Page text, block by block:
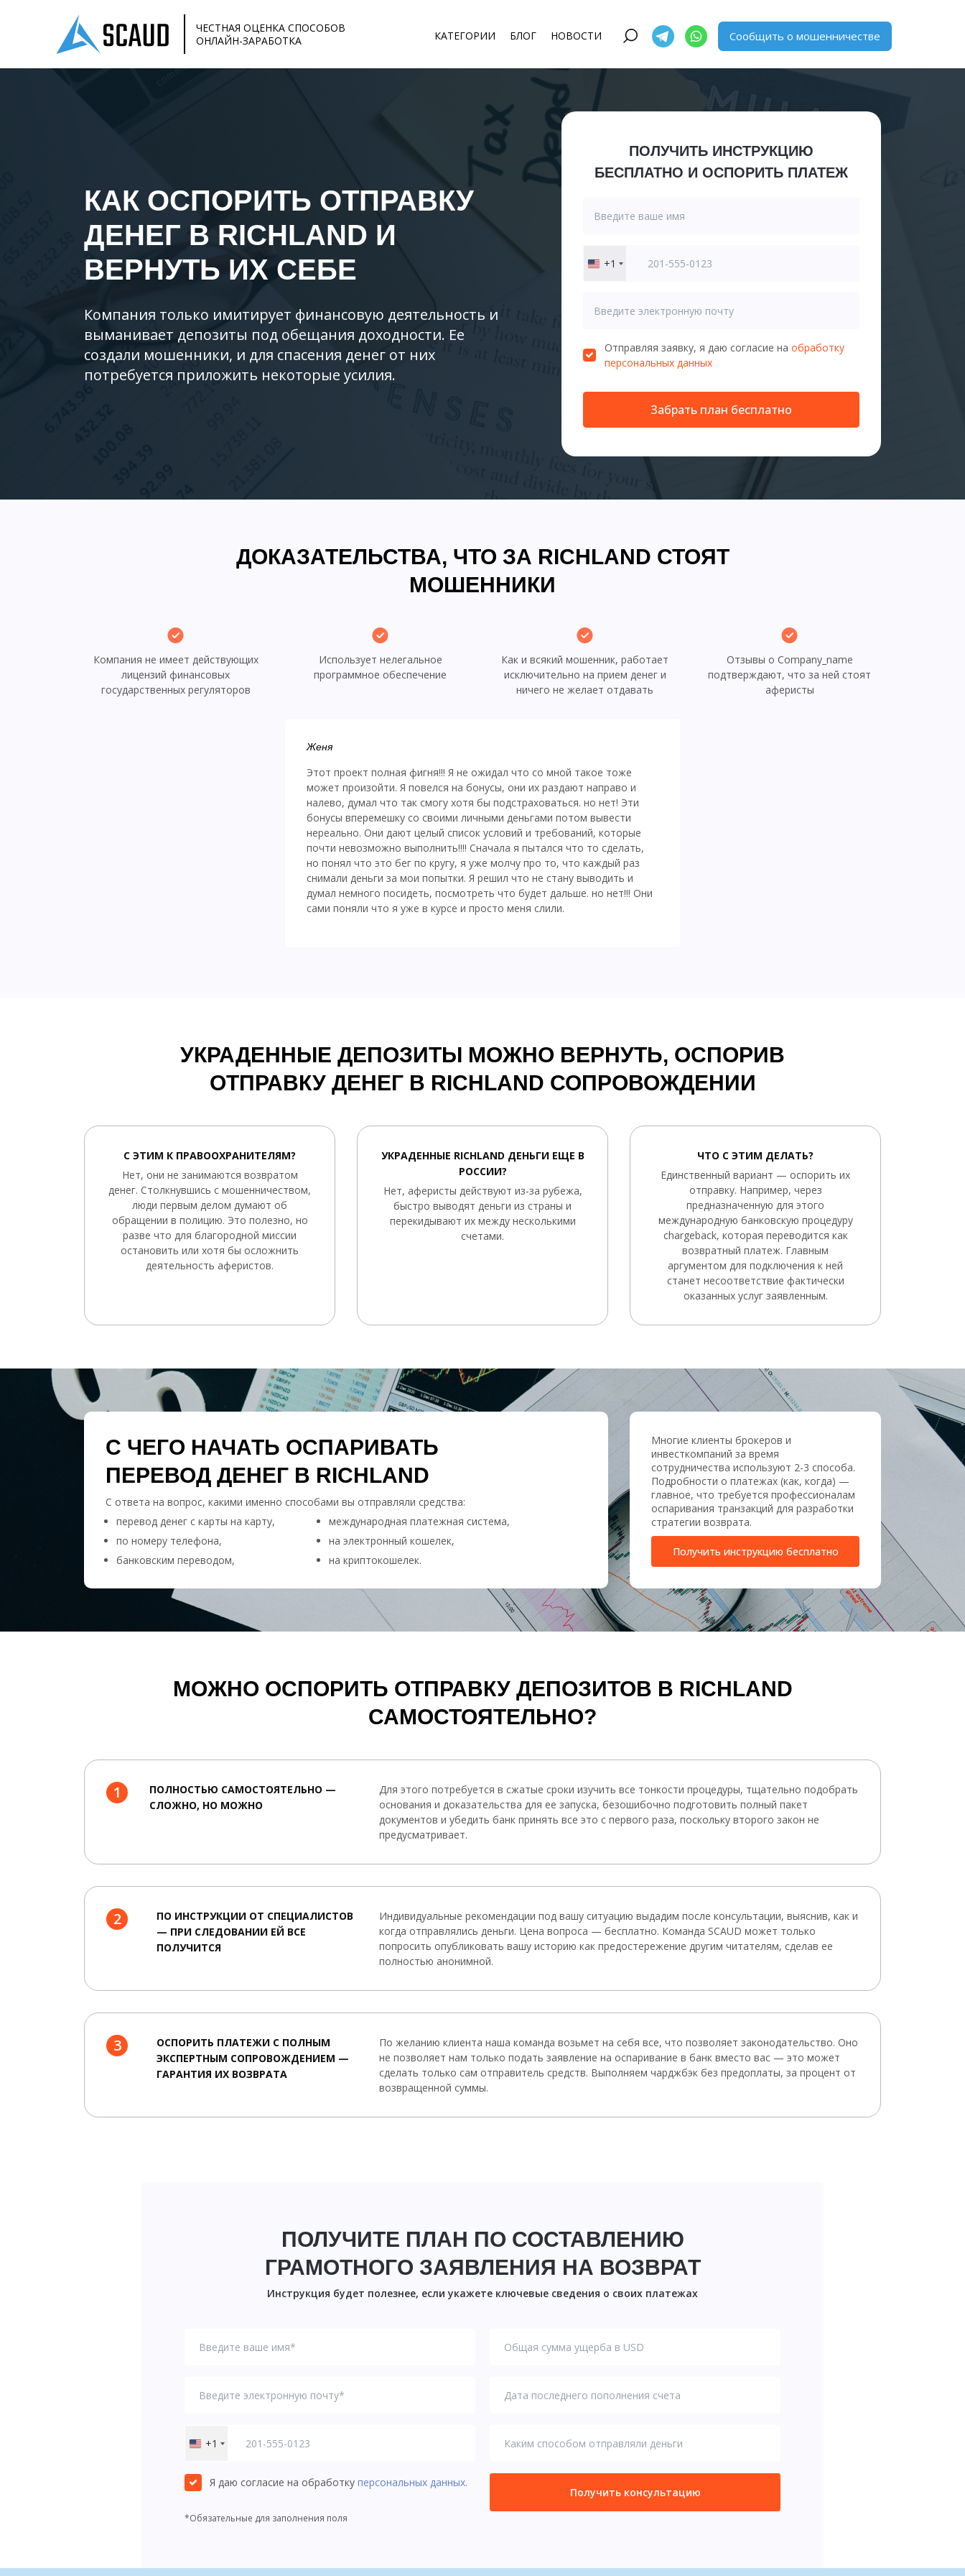
ЧЕСТНАЯ ОЦЕНКА СПОСОБОВ
ОНЛАЙН-ЗАРАБОТКА
КАТЕГОРИИ БЛОГ НОВОСТИ Сообщить о мошенничестве
КАК ОСПОРИТЬ ОТПРАВКУ
ДЕНЕГ В RICHLAND И
ВЕРНУТЬ ИХ СЕБЕ
Компания только имитирует финансовую деятельность и
выманивает депозиты под обещания доходности. Ее
создали мошенники, и для спасения денег от них
потребуется приложить некоторые усилия.
ПОЛУЧИТЬ ИНСТРУКЦИЮ
БЕСПЛАТНО И ОСПОРИТЬ ПЛАТЕЖ
United
+1
Отправляя заявку, я даю согласие на обработку
персональных данных
Забрать план бесплатно
ДОКАЗАТЕЛЬСТВА, ЧТО ЗА RICHLAND СТОЯТ
МОШЕННИКИ
Компания не имеет действующих
лицензий финансовых
государственных регуляторов
Использует нелегальное
программное обеспечение
Как и всякий мошенник, работает
исключительно на прием денег и
ничего не желает отдавать
Отзывы о Company_name
подтверждают, что за ней стоят
аферисты
Женя
Этот проект полная фигня!!! Я не ожидал что со мной такое тоже
может произойти. Я повелся на бонусы, они их раздают направо и
налево, думал что так смогу хотя бы подстраховаться. но нет! Эти
бонусы вперемешку со своими личными деньгами потом вывести
нереально. Они дают целый список условий и требований, которые
почти невозможно выполнить!!!! Сначала я пытался что то сделать,
но понял что это бег по кругу, я уже молчу про то, что каждый раз
снимали деньги за мои попытки. Я решил что не стану выводить и
думал немного посидеть, посмотреть что будет дальше. но нет!!! Они
сами поняли что я уже в курсе и просто меня слили.
УКРАДЕННЫЕ ДЕПОЗИТЫ МОЖНО ВЕРНУТЬ, ОСПОРИВ
ОТПРАВКУ ДЕНЕГ В RICHLAND СОПРОВОЖДЕНИИ
С ЭТИМ К ПРАВООХРАНИТЕЛЯМ?
Нет, они не занимаются возвратом
денег. Столкнувшись с мошенничеством,
люди первым делом думают об
обращении в полицию. Это полезно, но
разве что для благородной миссии
остановить или хотя бы осложнить
деятельность аферистов.
УКРАДЕННЫЕ RICHLAND ДЕНЬГИ ЕЩЕ В
РОССИИ?
Нет, аферисты действуют из-за рубежа,
быстро выводят деньги из страны и
перекидывают их между несколькими
счетами.
ЧТО С ЭТИМ ДЕЛАТЬ?
Единственный вариант — оспорить их
отправку. Например, через
предназначенную для этого
международную банковскую процедуру
chargeback, которая переводится как
возвратный платеж. Главным
аргументом для подключения к ней
станет несоответствие фактически
оказанных услуг заявленным.
С ЧЕГО НАЧАТЬ ОСПАРИВАТЬ
ПЕРЕВОД ДЕНЕГ В RICHLAND
С ответа на вопрос, какими именно способами вы отправляли средства:
перевод денег с карты на карту,
по номеру телефона,
банковским переводом,
международная платежная система,
на электронный кошелек,
на криптокошелек.
Многие клиенты брокеров и
инвесткомпаний за время
сотрудничества используют 2-3 способа.
Подробности о платежах (как, когда) —
главное, что требуется профессионалам
оспаривания транзакций для разработки
стратегии возврата.
Получить инструкцию бесплатно
МОЖНО ОСПОРИТЬ ОТПРАВКУ ДЕПОЗИТОВ В RICHLAND
САМОСТОЯТЕЛЬНО?
1
ПОЛНОСТЬЮ САМОСТОЯТЕЛЬНО —
СЛОЖНО, НО МОЖНО
Для этого потребуется в сжатые сроки изучить все тонкости процедуры, тщательно подобрать
основания и доказательства для ее запуска, безошибочно подготовить полный пакет
документов и убедить банк принять все это с первого раза, поскольку второго закон не
предусматривает.
2
ПО ИНСТРУКЦИИ ОТ СПЕЦИАЛИСТОВ
— ПРИ СЛЕДОВАНИИ ЕЙ ВСЕ
ПОЛУЧИТСЯ
Индивидуальные рекомендации под вашу ситуацию выдадим после консультации, выяснив, как и
когда отправлялись деньги. Цена вопроса — бесплатно. Команда SCAUD может только
попросить опубликовать вашу историю как предостережение другим читателям, сделав ее
полностью анонимной.
3
ОСПОРИТЬ ПЛАТЕЖИ С ПОЛНЫМ
ЭКСПЕРТНЫМ СОПРОВОЖДЕНИЕМ —
ГАРАНТИЯ ИХ ВОЗВРАТА
По желанию клиента наша команда возьмет на себя все, что позволяет законодательство. Оно
не позволяет нам только подать заявление на оспаривание в банк вместо вас — это может
сделать только сам отправитель средств. Выполняем чарджбэк без предоплаты, за процент от
возвращенной суммы.
ПОЛУЧИТЕ ПЛАН ПО СОСТАВЛЕНИЮ
ГРАМОТНОГО ЗАЯВЛЕНИЯ НА ВОЗВРАТ
Инструкция будет полезнее, если укажете ключевые сведения о своих платежах
United
+1
+1
Я даю согласие на обработку персональных данных.
Получить консультацию
*Обязательные для заполнения поля